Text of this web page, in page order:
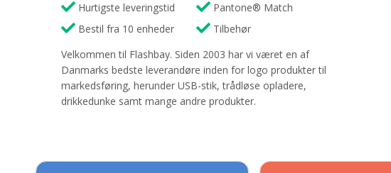
Hurtigste leveringstid
Bestil fra 10 enheder
Pantone® Match
Tilbehør
Velkommen til Flashbay. Siden 2003 har vi været en af
Danmarks bedste leverandøre inden for logo produkter til
markedsføring, herunder USB-stik, trådløse opladere,
drikkedunke samt mange andre produkter.